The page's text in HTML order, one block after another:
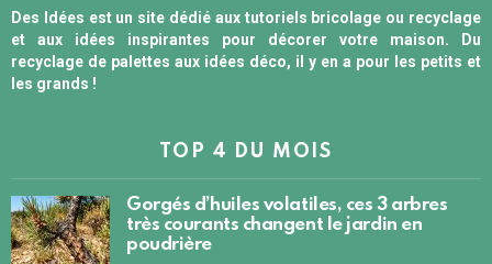
Des Idées est un site dédié aux tutoriels bricolage ou recyclage
et aux idées inspirantes pour décorer votre maison. Du
recyclage de palettes aux idées déco, il y en a pour les petits et
les grands !
TOP 4 DU MOIS
Gorgés d’huiles volatiles, ces 3 arbres
très courants changent le jardin en
poudrière